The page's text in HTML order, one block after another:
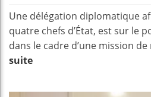
Une délégation diplomatique
quatre chefs d’État, est sur le
dans le cadre d’une mission
suite